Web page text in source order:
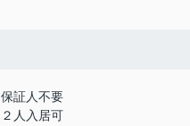
保証人不要
２人入居可